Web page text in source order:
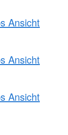
Ansicht
Ansicht
Ansicht